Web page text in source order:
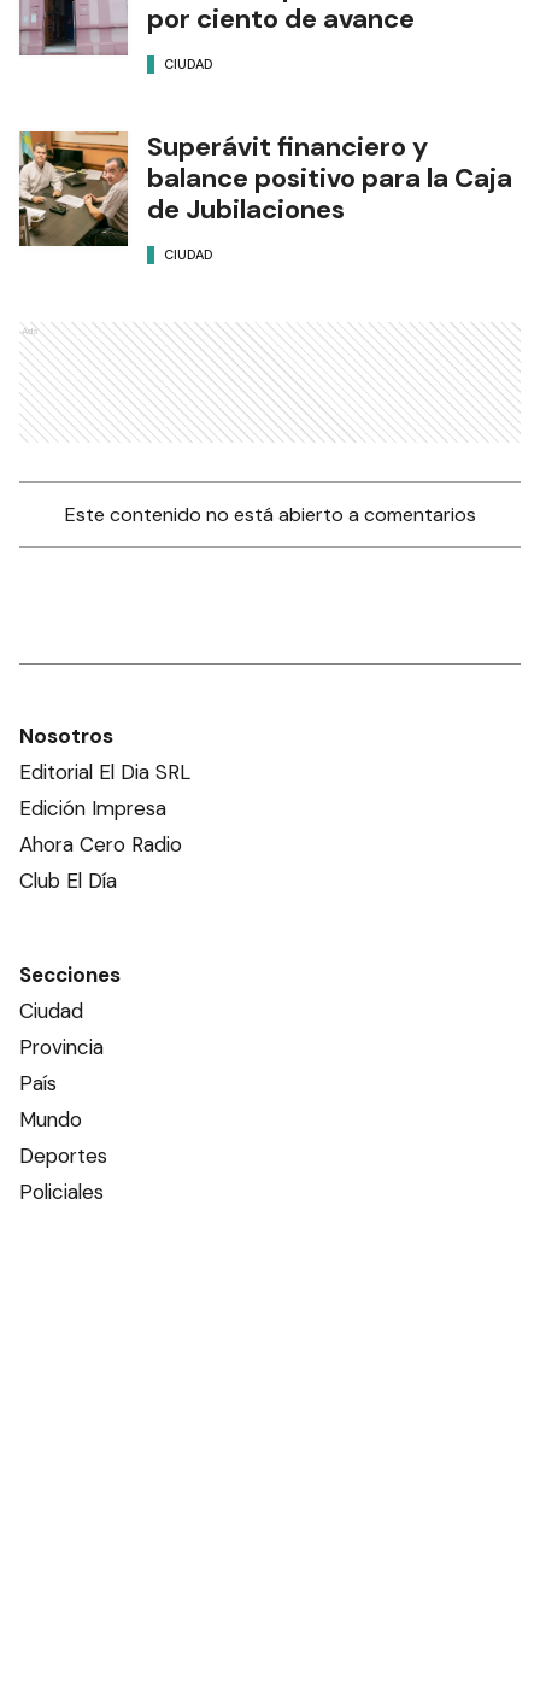
por ciento de avance
CIUDAD
Superávit financiero y
balance positivo para la Caja
de Jubilaciones
CIUDAD
Ads
Este contenido no está abierto a comentarios
Nosotros
Editorial El Dia SRL
Edición Impresa
Ahora Cero Radio
Club El Día
Secciones
Ciudad
Provincia
País
Mundo
Deportes
Policiales